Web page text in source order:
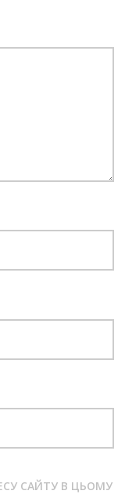
САЙТУ В ЦЬОМУ